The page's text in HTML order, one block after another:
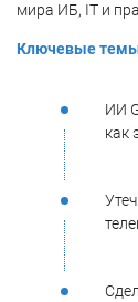
мира ИБ, IT и
Ключевые
ИИ
как